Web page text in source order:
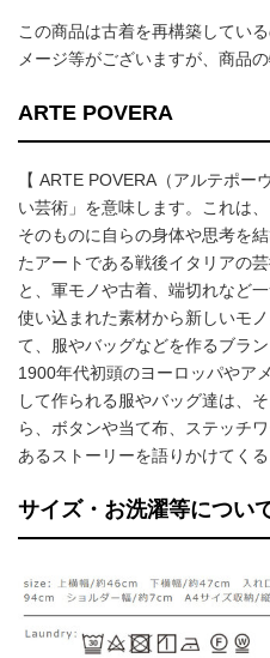
この商品は古着を再構築してい
メージ等がございますが、商品
ARTE POVERA
【 ARTE POVERA（アルテポー
い芸術」を意味します。これは
そのものに自らの身体や思考を
たアートである戦後イタリアの
と、軍モノや古着、端切れなど
使い込まれた素材から新しいモ
て、服やバッグなどを作るブラン
1900年代初頭のヨーロッパやア
して作られる服やバッグ達は、
ら、ボタンや当て布、ステッチ
あるストーリーを語りかけてくる
サイズ・お洗濯等につい